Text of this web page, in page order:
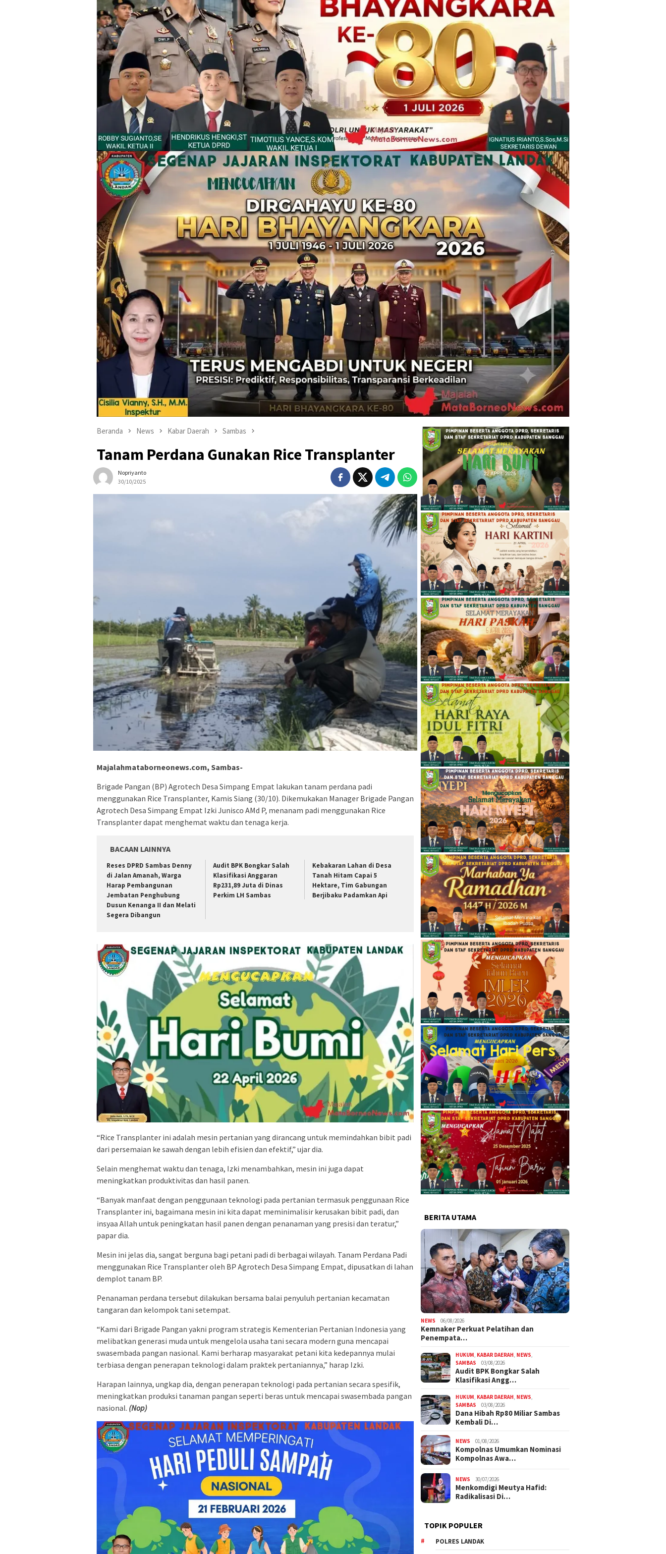
Beranda News Kabar Daerah Sambas
Tanam Perdana Gunakan Rice Transplanter
Nopriyanto
30/10/2025
Majalahmataborneonews.com, Sambas-
Brigade Pangan (BP) Agrotech Desa Simpang Empat lakukan tanam perdana padi
menggunakan Rice Transplanter, Kamis Siang (30/10). Dikemukakan Manager Brigade Pangan
Agrotech Desa Simpang Empat Izki Junisco AMd P, menanam padi menggunakan Rice
Transplanter dapat menghemat waktu dan tenaga kerja.
BACAAN LAINNYA
Reses DPRD Sambas Denny
di Jalan Amanah, Warga
Harap Pembangunan
Jembatan Penghubung
Dusun Kenanga II dan Melati
Segera Dibangun
Audit BPK Bongkar Salah
Klasifikasi Anggaran
Rp231,89 Juta di Dinas
Perkim LH Sambas
Kebakaran Lahan di Desa
Tanah Hitam Capai 5
Hektare, Tim Gabungan
Berjibaku Padamkan Api
“Rice Transplanter ini adalah mesin pertanian yang dirancang untuk memindahkan bibit padi
dari persemaian ke sawah dengan lebih efisien dan efektif,” ujar dia.
Selain menghemat waktu dan tenaga, Izki menambahkan, mesin ini juga dapat
meningkatkan produktivitas dan hasil panen.
“Banyak manfaat dengan penggunaan teknologi pada pertanian termasuk penggunaan Rice
Transplanter ini, bagaimana mesin ini kita dapat meminimalisir kerusakan bibit padi, dan
insyaa Allah untuk peningkatan hasil panen dengan penanaman yang presisi dan teratur,”
papar dia.
Mesin ini jelas dia, sangat berguna bagi petani padi di berbagai wilayah. Tanam Perdana Padi
menggunakan Rice Transplanter oleh BP Agrotech Desa Simpang Empat, dipusatkan di lahan
demplot tanam BP.
Penanaman perdana tersebut dilakukan bersama balai penyuluh pertanian kecamatan
tangaran dan kelompok tani setempat.
“Kami dari Brigade Pangan yakni program strategis Kementerian Pertanian Indonesia yang
melibatkan generasi muda untuk mengelola usaha tani secara modern guna mencapai
swasembada pangan nasional. Kami berharap masyarakat petani kita kedepannya mulai
terbiasa dengan penerapan teknologi dalam praktek pertaniannya,” harap Izki.
Harapan lainnya, ungkap dia, dengan penerapan teknologi pada pertanian secara spesifik,
meningkatkan produksi tanaman pangan seperti beras untuk mencapai swasembada pangan
nasional. (Nop)
BERITA UTAMA
NEWS 06/08/2026
Kemnaker Perkuat Pelatihan dan
Penempata…
HUKUM KABAR DAERAH NEWS
SAMBAS
03/08/2026
Audit BPK Bongkar Salah
Klasifikasi Angg…
HUKUM KABAR DAERAH NEWS
SAMBAS
03/08/2026
Dana Hibah Rp80 Miliar Sambas
Kembali Di…
NEWS 01/08/2026
Kompolnas Umumkan Nominasi
Kompolnas Awa…
NEWS 30/07/2026
Menkomdigi Meutya Hafid:
Radikalisasi Di…
TOPIK POPULER
POLRES LANDAK